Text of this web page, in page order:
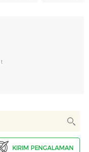
KIRIM PENGALAMAN